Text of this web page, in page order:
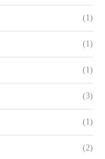
(1)
(1)
(1)
(3)
(1)
(2)